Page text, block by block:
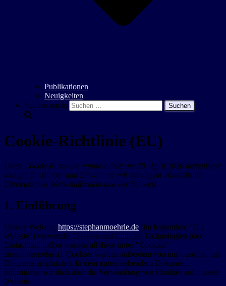
Publikationen
Neuigkeiten
Suchen nach:
Cookie-Richtlinie (EU)
Diese Cookie-Richtlinie wurde zuletzt am 20. April 2026 aktualisiert
und gilt für Bürger und Einwohner mit ständigem Wohnsitz im
Europäischen Wirtschaftsraum und der Schweiz.
1. Einführung
Unsere Website, https://stephanmoehrle.de (im folgenden: "Die
Website") verwendet Cookies und ähnliche Technologien (der
Einfachheit halber werden all diese unter "Cookies"
zusammengefasst). Cookies werden außerdem von uns beauftragten
Drittparteien platziert. In dem unten stehendem Dokument
informieren wir dich über die Verwendung von Cookies auf unserer
Website.